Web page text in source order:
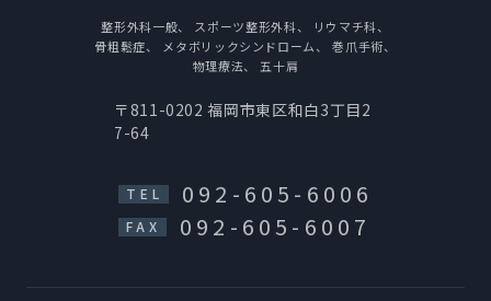
整形外科一般、 スポーツ整形外科、
リウマチ科、
骨粗鬆症、
メタボリックシンドローム、
巻爪手術、
物理療法、
五十肩
〒811-0202福岡市東区和白3丁目2
7-64
TEL 092-605-6006
FAX 092-605-6007